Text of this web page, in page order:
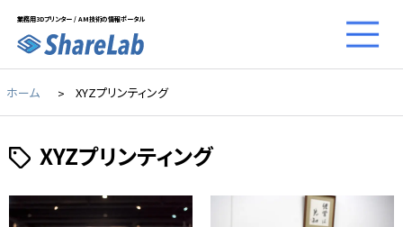
業務用3Dプリンター / AM技術の情報ポータル
ホーム XYZプリンティング
XYZプリンティング